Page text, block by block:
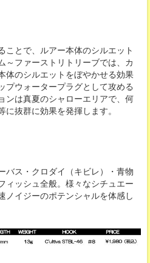
ことで、ルアー本体のシルエット
～ファーストリトリーブでは、カ
体のシルエットをぼやかせる効果
プウォータープラグとして攻める
ンは真夏のシャローエリアで、何
抜群に効果を発揮します。
バス・クロダイ（キビレ）・青物
ィッシュ全般。様々なシチュエー
ノイジーのポテンシャルを体感し